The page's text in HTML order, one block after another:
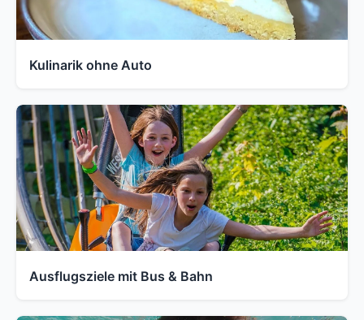
Kulinarik ohne Auto
Ausflugsziele mit Bus & Bahn